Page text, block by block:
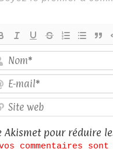
Akismet pour réduire
commentaires